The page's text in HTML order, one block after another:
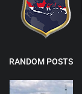
RANDOM POSTS